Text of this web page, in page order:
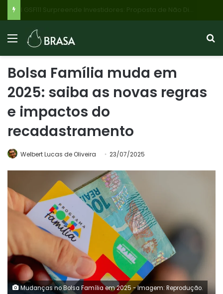
Bolsa Família muda em
2025: saiba as novas regras
e impactos do
recadastramento
Welbert Lucas de Oliveira 23/07/2025
Mudanças no Bolsa Família em 2025 - Imagem: Reprodução.